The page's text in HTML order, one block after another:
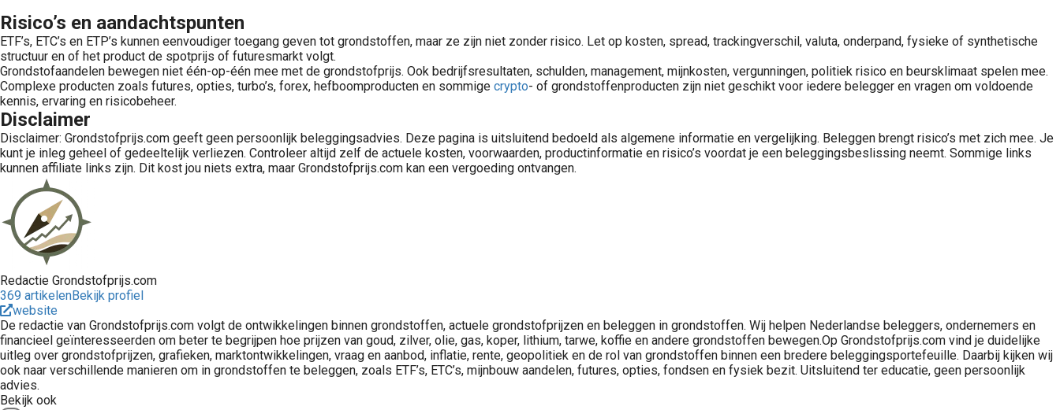
Risico’s en aandachtspunten
ETF’s, ETC’s en ETP’s kunnen eenvoudiger toegang geven tot grondstoffen, maar ze zijn niet zonder risico. Let op kosten, spread, trackingverschil, valuta, onderpand, fysieke of synthetische
structuur en of het product de spotprijs of futuresmarkt volgt.
Grondstofaandelen bewegen niet één-op-één mee met de grondstofprijs. Ook bedrijfsresultaten, schulden, management, mijnkosten, vergunningen, politiek risico en beursklimaat spelen mee.
Complexe producten zoals futures, opties, turbo’s, forex, hefboomproducten en sommige crypto- of grondstoffenproducten zijn niet geschikt voor iedere belegger en vragen om voldoende
kennis, ervaring en risicobeheer.
Disclaimer
Disclaimer: Grondstofprijs.com geeft geen persoonlijk beleggingsadvies. Deze pagina is uitsluitend bedoeld als algemene informatie en vergelijking. Beleggen brengt risico’s met zich mee. Je
kunt je inleg geheel of gedeeltelijk verliezen. Controleer altijd zelf de actuele kosten, voorwaarden, productinformatie en risico’s voordat je een beleggingsbeslissing neemt. Sommige links
kunnen affiliate links zijn. Dit kost jou niets extra, maar Grondstofprijs.com kan een vergoeding ontvangen.
Redactie Grondstofprijs.com
369 artikelenBekijk profiel
website
De redactie van Grondstofprijs.com volgt de ontwikkelingen binnen grondstoffen, actuele grondstofprijzen en beleggen in grondstoffen. Wij helpen Nederlandse beleggers, ondernemers en
financieel geïnteresseerden om beter te begrijpen hoe prijzen van goud, zilver, olie, gas, koper, lithium, tarwe, koffie en andere grondstoffen bewegen.Op Grondstofprijs.com vind je duidelijke
uitleg over grondstofprijzen, grafieken, marktontwikkelingen, vraag en aanbod, inflatie, rente, geopolitiek en de rol van grondstoffen binnen een bredere beleggingsportefeuille. Daarbij kijken wij
ook naar verschillende manieren om in grondstoffen te beleggen, zoals ETF’s, ETC’s, mijnbouw aandelen, futures, opties, fondsen en fysiek bezit. Uitsluitend ter educatie, geen persoonlijk
advies.
Bekijk ook